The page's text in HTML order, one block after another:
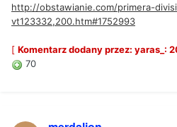
http://obstawianie.com/primera-
vt123332,200.htm#1752993
[ Komentarz dodany przez: yaras_:
70